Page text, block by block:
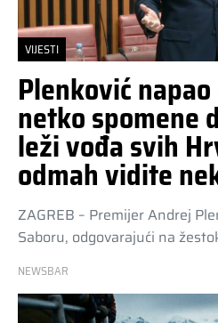
VIJESTI
Plenković
netko spomene
leži vođa svih
odmah vidite
ZAGREB – Premijer Andrej
Saboru, odgovarajući na
NEWSBAR